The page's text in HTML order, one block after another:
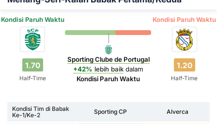
Kondisi Paruh Waktu Kondisi Paruh Waktu
1.70
Half-Time
Sporting Clube de Portugal
+42% lebih baik dalam
Kondisi Paruh Waktu
1.20
Half-Time
Kondisi Tim di Babak
Ke-1/Ke-2
Sporting CP Alverca